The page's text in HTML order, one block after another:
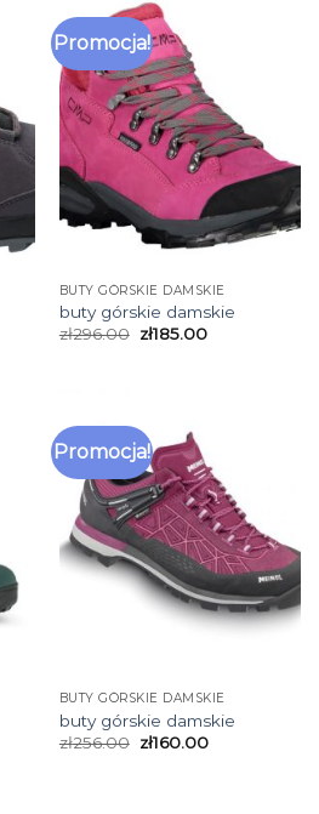
Promocja!
BUTY GÓRSKIE DAMSKIE
buty górskie damskie
zł296.00 zł185.00
Promocja!
BUTY GÓRSKIE DAMSKIE
buty górskie damskie
zł256.00 zł160.00